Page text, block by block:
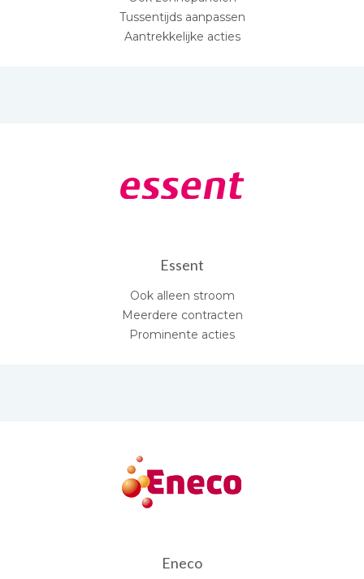
Tussentijds aanpassen
Aantrekkelijke acties
Essent
Ook alleen stroom
Meerdere contracten
Prominente acties
Eneco